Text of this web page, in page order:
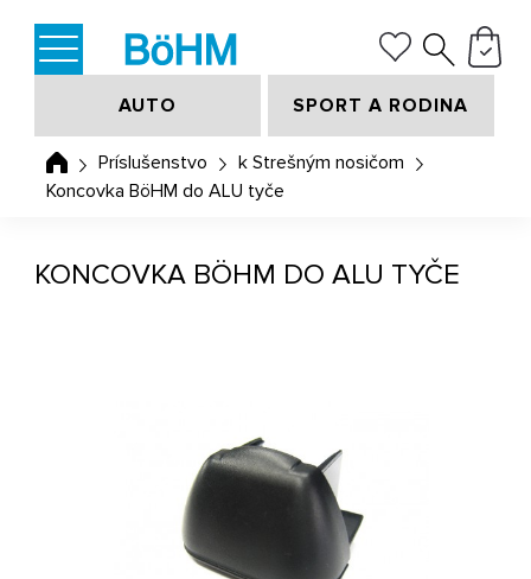
AUTO SPORT A RODINA
Príslušenstvo
k Strešným nosičom
Koncovka BöHM do ALU tyče
KONCOVKA BÖHM DO ALU TYČE